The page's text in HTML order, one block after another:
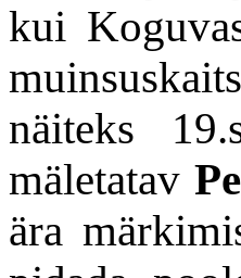
kui
näiteks
mäletatav
ära